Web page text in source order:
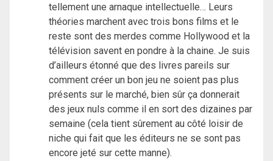
tellement une arnaque intellectuelle… Leurs
théories marchent avec trois bons films et le
reste sont des merdes comme Hollywood et la
télévision savent en pondre à la chaine. Je suis
d’ailleurs étonné que des livres pareils sur
comment créer un bon jeu ne soient pas plus
présents sur le marché, bien sûr ça donnerait
des jeux nuls comme il en sort des dizaines par
semaine (cela tient sûrement au côté loisir de
niche qui fait que les éditeurs ne se sont pas
encore jeté sur cette manne).